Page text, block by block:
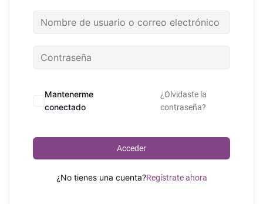
Mantenerme
conectado
¿Olvidaste la
contraseña?
Acceder
¿No tienes una cuenta?Regístrate ahora